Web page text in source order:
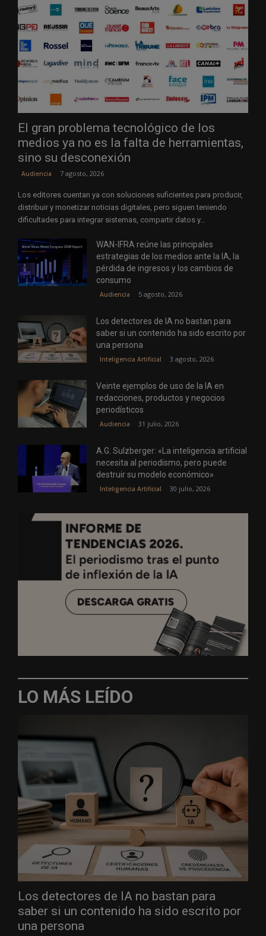
El gran problema tecnológico de los
medios ya no es la falta de herramientas,
sino su desconexión
Audiencia 7 agosto, 2026
Los editores cuentan ya con soluciones suficientes para producir,
distribuir y monetizar noticias digitales, pero siguen teniendo
dificultades para integrar sistemas, compartir datos y...
WAN-IFRA reúne las principales
estrategias de los medios ante la IA, la
pérdida de ingresos y los cambios de
consumo
Audiencia 5 agosto, 2026
Los detectores de IA no bastan para
saber si un contenido ha sido escrito por
una persona
Inteligencia Artificial 3 agosto, 2026
Veinte ejemplos de uso de la IA en
redacciones, productos y negocios
periodísticos
Audiencia 31 julio, 2026
A.G. Sulzberger: «La inteligencia artificial
necesita al periodismo, pero puede
destruir su modelo económico»
Inteligencia Artificial 30 julio, 2026
LO MÁS LEÍDO
Los detectores de IA no bastan para
saber si un contenido ha sido escrito por
una persona